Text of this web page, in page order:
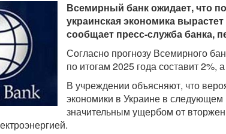
Всемирный банк ожидает, что
украинская экономика
сообщает пресс-служба банка,
Согласно прогнозу Всемирного
по итогам 2025 года составит 2%,
В учреждении объясняют, что
экономики в Украине в следующем
значительным ущербом от